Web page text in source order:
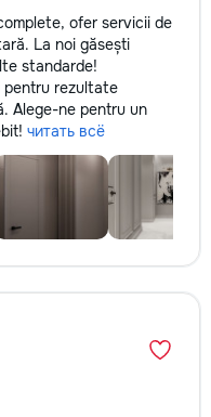
ofer servicii de
La noi găsești
standarde!
pentru rezultate
Alege-ne pentru un
читать всё